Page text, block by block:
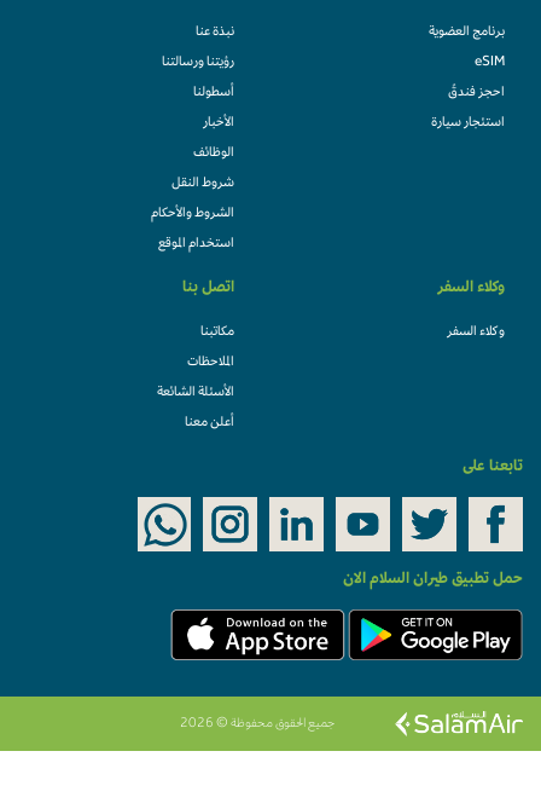
برنامج العضوية
eSIM
احجز فندقً
استئجار سيارة
نبذة عنا
رؤيتنا ورسالتنا
أسطولنا
الأخبار
الوظائف
شروط النقل
الشروط والأحكام
استخدام الموقع
وكلاء السفر
وكلاء السفر
اتصل بنا
مكاتبنا
الملاحظات
الأسئلة الشائعة
أعلن معنا
تابعنا على
حمل تطبيق طيران السلام الان
جميع الحقوق محفوظة © 2026